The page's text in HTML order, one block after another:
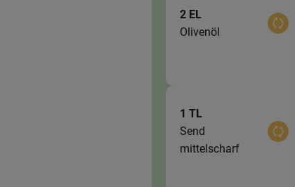
2 EL
Olivenöl
1 TL
Send
mittelscharf